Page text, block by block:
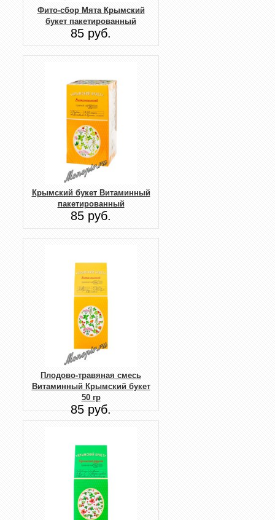
Фито-сбор Мята Крымский
букет пакетированный
85 руб.
Крымский букет Витаминный
пакетированный
85 руб.
Плодово-травяная смесь
Витаминный Крымский букет
50 гр
85 руб.